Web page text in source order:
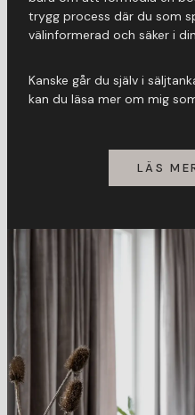
trygg process där du som
välinformerad och säker i
Kanske går du själv i
kan du läsa mer om mig
LÄS